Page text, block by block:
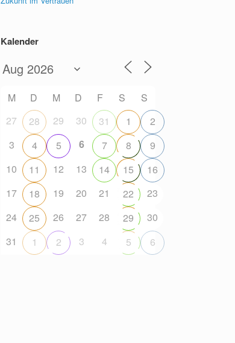
Kalender
M D M D F S
S
27
28 29 30 31 1
2
3
4 5 6 7 8
9
10
11 12 13 14 15
16
17
18 19 20 21 22
23
24
25 26 27 28 29
30
31
1 2 3 4 5 6